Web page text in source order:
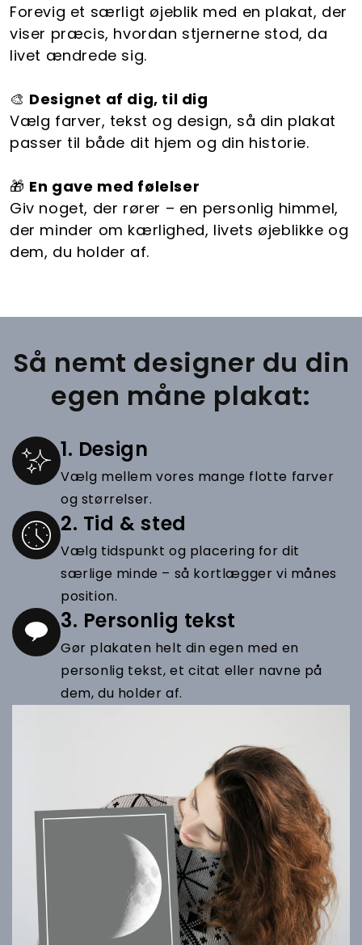
Forevig et særligt øjeblik med en plakat, der
viser præcis, hvordan stjernerne stod, da
livet ændrede sig.
🎨 Designet af dig, til dig
Vælg farver, tekst og design, så din plakat
passer til både dit hjem og din historie.
🎁 En gave med følelser
Giv noget, der rører – en personlig himmel,
der minder om kærlighed, livets øjeblikke og
dem, du holder af.
Så nemt designer du din
egen måne plakat:
1. Design
Vælg mellem vores mange flotte farver
og størrelser.
2. Tid & sted
Vælg tidspunkt og placering for dit
særlige minde – så kortlægger vi månes
position.
3. Personlig tekst
Gør plakaten helt din egen med en
personlig tekst, et citat eller navne på
dem, du holder af.